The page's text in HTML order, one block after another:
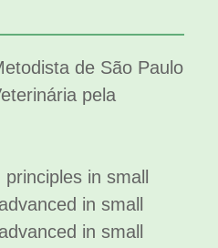
de São Paulo
pela
in small
in small
in small